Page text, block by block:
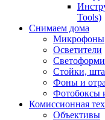
Tools)
Снимаем дома
Микрофоны
Осветители
Стойки,
Фоны и
Фотобоксы
Комиссионная
Объективы